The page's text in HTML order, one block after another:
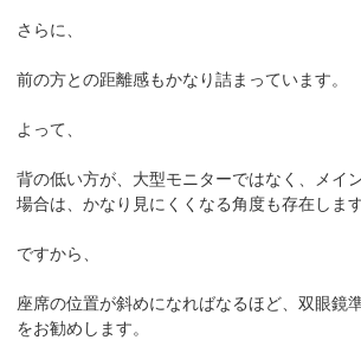
さらに、
前の方との距離感もかなり詰まっています。
よって、
背の低い方が、大型モニターではなく、メイ
場合は、かなり見にくくなる角度も存在します
ですから、
座席の位置が斜めになればなるほど、双眼鏡
をお勧めします。